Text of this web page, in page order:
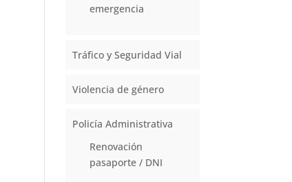
emergencia
Tráfico y Seguridad Vial
Violencia de género
Policía Administrativa
Renovación
pasaporte / DNI